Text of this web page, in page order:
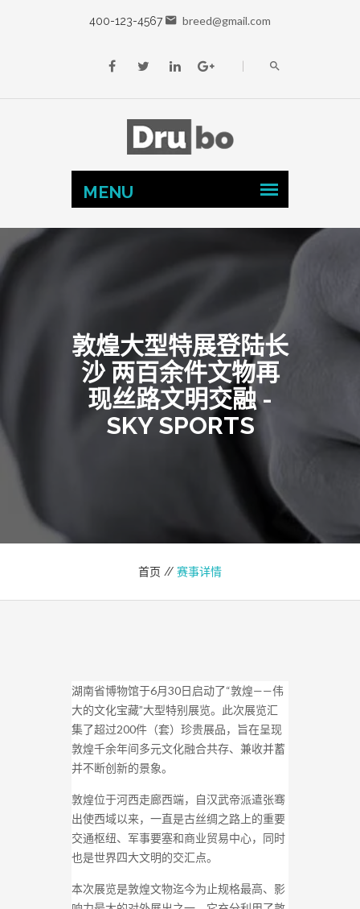
400-123-4567 breed@gmail.com
敦煌大型特展登陆长
沙 两百余件文物再
现丝路文明交融 -
SKY SPORTS
首页 // 赛事详情
湖南省博物馆于6月30日启动了“敦煌——伟
大的文化宝藏”大型特别展览。此次展览汇
集了超过200件（套）珍贵展品，旨在呈现
敦煌千余年间多元文化融合共存、兼收并蓄
并不断创新的景象。
敦煌位于河西走廊西端，自汉武帝派遣张骞
出使西域以来，一直是古丝绸之路上的重要
交通枢纽、军事要塞和商业贸易中心，同时
也是世界四大文明的交汇点。
本次展览是敦煌文物迄今为止规格最高、影